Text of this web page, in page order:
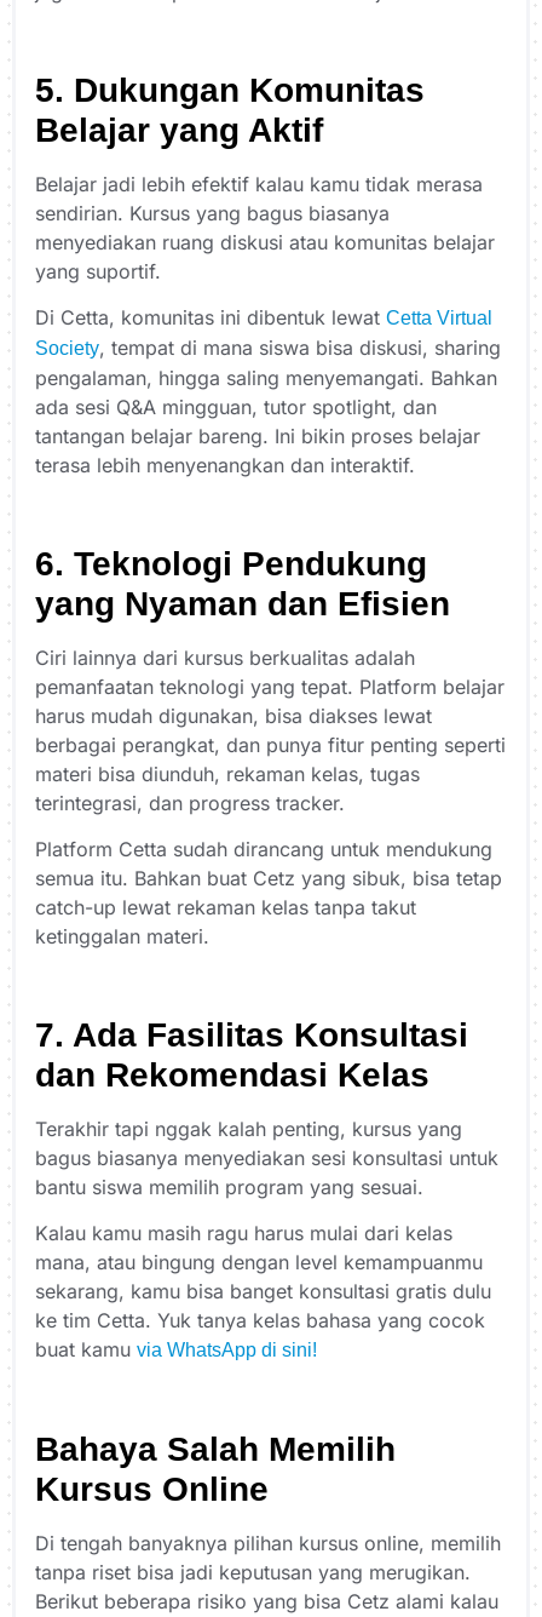
5. Dukungan Komunitas
Belajar yang Aktif
Belajar jadi lebih efektif kalau kamu tidak merasa
sendirian. Kursus yang bagus biasanya
menyediakan ruang diskusi atau komunitas belajar
yang suportif.
Di Cetta, komunitas ini dibentuk lewat Cetta Virtual
Society, tempat di mana siswa bisa diskusi, sharing
pengalaman, hingga saling menyemangati. Bahkan
ada sesi Q&A mingguan, tutor spotlight, dan
tantangan belajar bareng. Ini bikin proses belajar
terasa lebih menyenangkan dan interaktif.
6. Teknologi Pendukung
yang Nyaman dan Efisien
Ciri lainnya dari kursus berkualitas adalah
pemanfaatan teknologi yang tepat. Platform belajar
harus mudah digunakan, bisa diakses lewat
berbagai perangkat, dan punya fitur penting seperti
materi bisa diunduh, rekaman kelas, tugas
terintegrasi, dan progress tracker.
Platform Cetta sudah dirancang untuk mendukung
semua itu. Bahkan buat Cetz yang sibuk, bisa tetap
catch-up lewat rekaman kelas tanpa takut
ketinggalan materi.
7. Ada Fasilitas Konsultasi
dan Rekomendasi Kelas
Terakhir tapi nggak kalah penting, kursus yang
bagus biasanya menyediakan sesi konsultasi untuk
bantu siswa memilih program yang sesuai.
Kalau kamu masih ragu harus mulai dari kelas
mana, atau bingung dengan level kemampuanmu
sekarang, kamu bisa banget konsultasi gratis dulu
ke tim Cetta. Yuk tanya kelas bahasa yang cocok
buat kamu via WhatsApp di sini!
Bahaya Salah Memilih
Kursus Online
Di tengah banyaknya pilihan kursus online, memilih
tanpa riset bisa jadi keputusan yang merugikan.
Berikut beberapa risiko yang bisa Cetz alami kalau